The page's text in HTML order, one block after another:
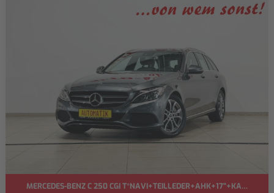
MERCEDES-BENZ C 250 CGI